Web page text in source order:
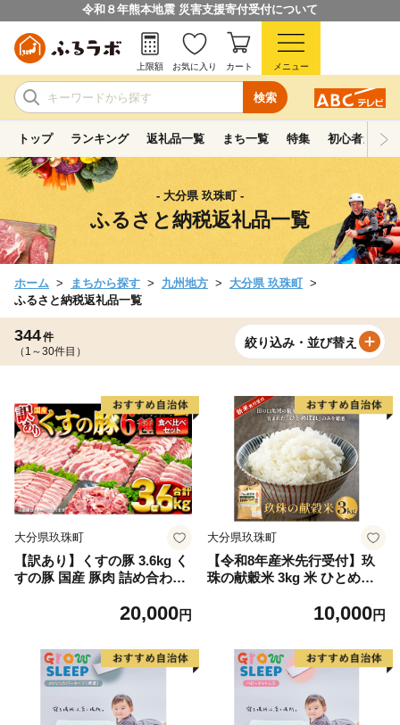
令和８年熊本地震 災害支援寄付受付について
検索
上限額 お気に入り カート メニュー
トップ ランキング 返礼品一覧 まち一覧 特集 初心者ガイド
- 大分県 玖珠町 -
ふるさと納税返礼品一覧
ホーム まちから探す 九州地方
大分県 玖珠町
ふるさと納税返礼品一覧
344件
（1～30件目）
絞り込み・並び替え
大分県玖珠町
【訳あり】くすの豚 3.6kg く
すの豚 国産 豚肉 詰め合わせ
小分け 真空パック 冷凍 訳あ
モモ 肩バラ 豚肉 豚肉 豚肉
20,000円
大分県玖珠町
【令和8年産米先行受付】玖
珠の献穀米 3kg 米 ひとめぼ
白米 新米 ヒトメボレ ご飯 ご
10,000円